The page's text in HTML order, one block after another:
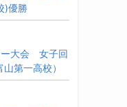
)優勝
ー大会 女子回
第一高校）